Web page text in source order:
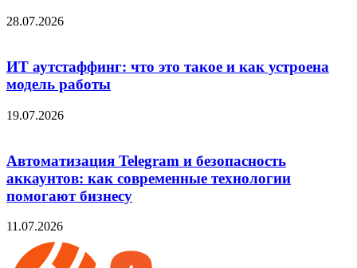
28.07.2026
ИТ аутстаффинг: что это такое и как устроена
модель работы
19.07.2026
Автоматизация Telegram и безопасность
аккаунтов: как современные технологии
помогают бизнесу
11.07.2026